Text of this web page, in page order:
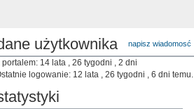
użytkownika napisz wiadomosć
portalem: 14 lata , 26 tygodni , 2 dni
logowanie: 12 lata , 26 tygodni , 6 dni temu.